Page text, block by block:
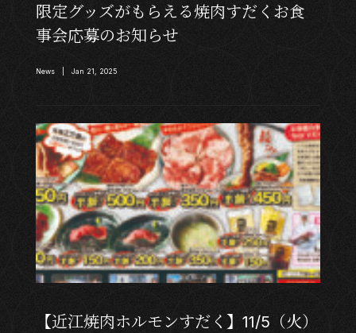
限定グッズがもらえる焼肉すだくお食
事会応募のお知らせ
News | Jan 21, 2025
【近江焼肉ホルモンすだく】11/5（火）